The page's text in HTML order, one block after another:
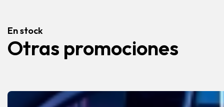
En stock
Otras promociones